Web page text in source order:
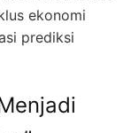
ekonomi
prediksi